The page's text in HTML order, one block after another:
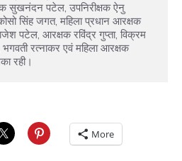
सुखनंदन पटेल, उपनिरीक्षक ऐनु
सिंह जगत, महिला प्रधान आरक्षक
पटेल, आरक्षक रविंद्र गुप्ता, विक्रम
रत्नाकर एवं महिला आरक्षक
रही।
More